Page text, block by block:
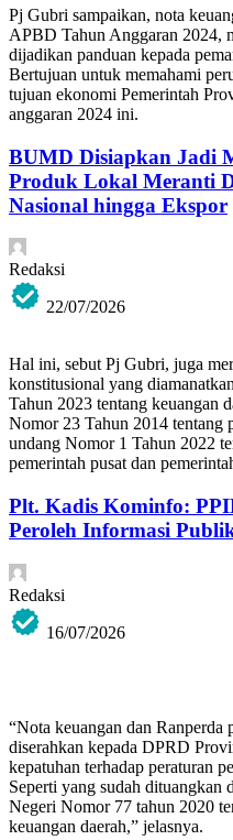
Pj Gubri sampaikan, nota
APBD Tahun Anggaran 2024,
dijadikan panduan kepada
Bertujuan untuk memahami
tujuan ekonomi Pemerintah
anggaran 2024 ini.
BUMD Disiapkan Jadi
Produk Lokal Meranti
Nasional hingga Ekspor
Redaksi
22/07/2026
Hal ini, sebut Pj Gubri, juga
konstitusional yang
Tahun 2023 tentang keuangan
Nomor 23 Tahun 2014 tentang
undang Nomor 1 Tahun 2022
pemerintah pusat dan
Plt. Kadis Kominfo:
Peroleh Informasi
Redaksi
16/07/2026
“Nota keuangan dan
diserahkan kepada DPRD
kepatuhan terhadap peraturan
Seperti yang sudah dituangkan
Negeri Nomor 77 tahun 2020
keuangan daerah,” jelasnya.